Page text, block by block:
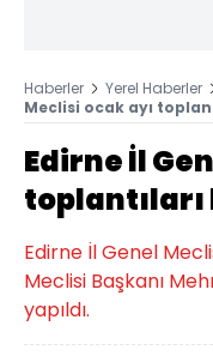
Haberler Yerel Haberler
Meclisi ocak ayı
Edirne İl
toplantıları
Edirne İl Genel
Meclisi Başkanı
yapıldı.